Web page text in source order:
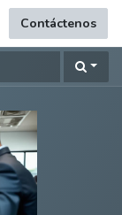
Contáctenos